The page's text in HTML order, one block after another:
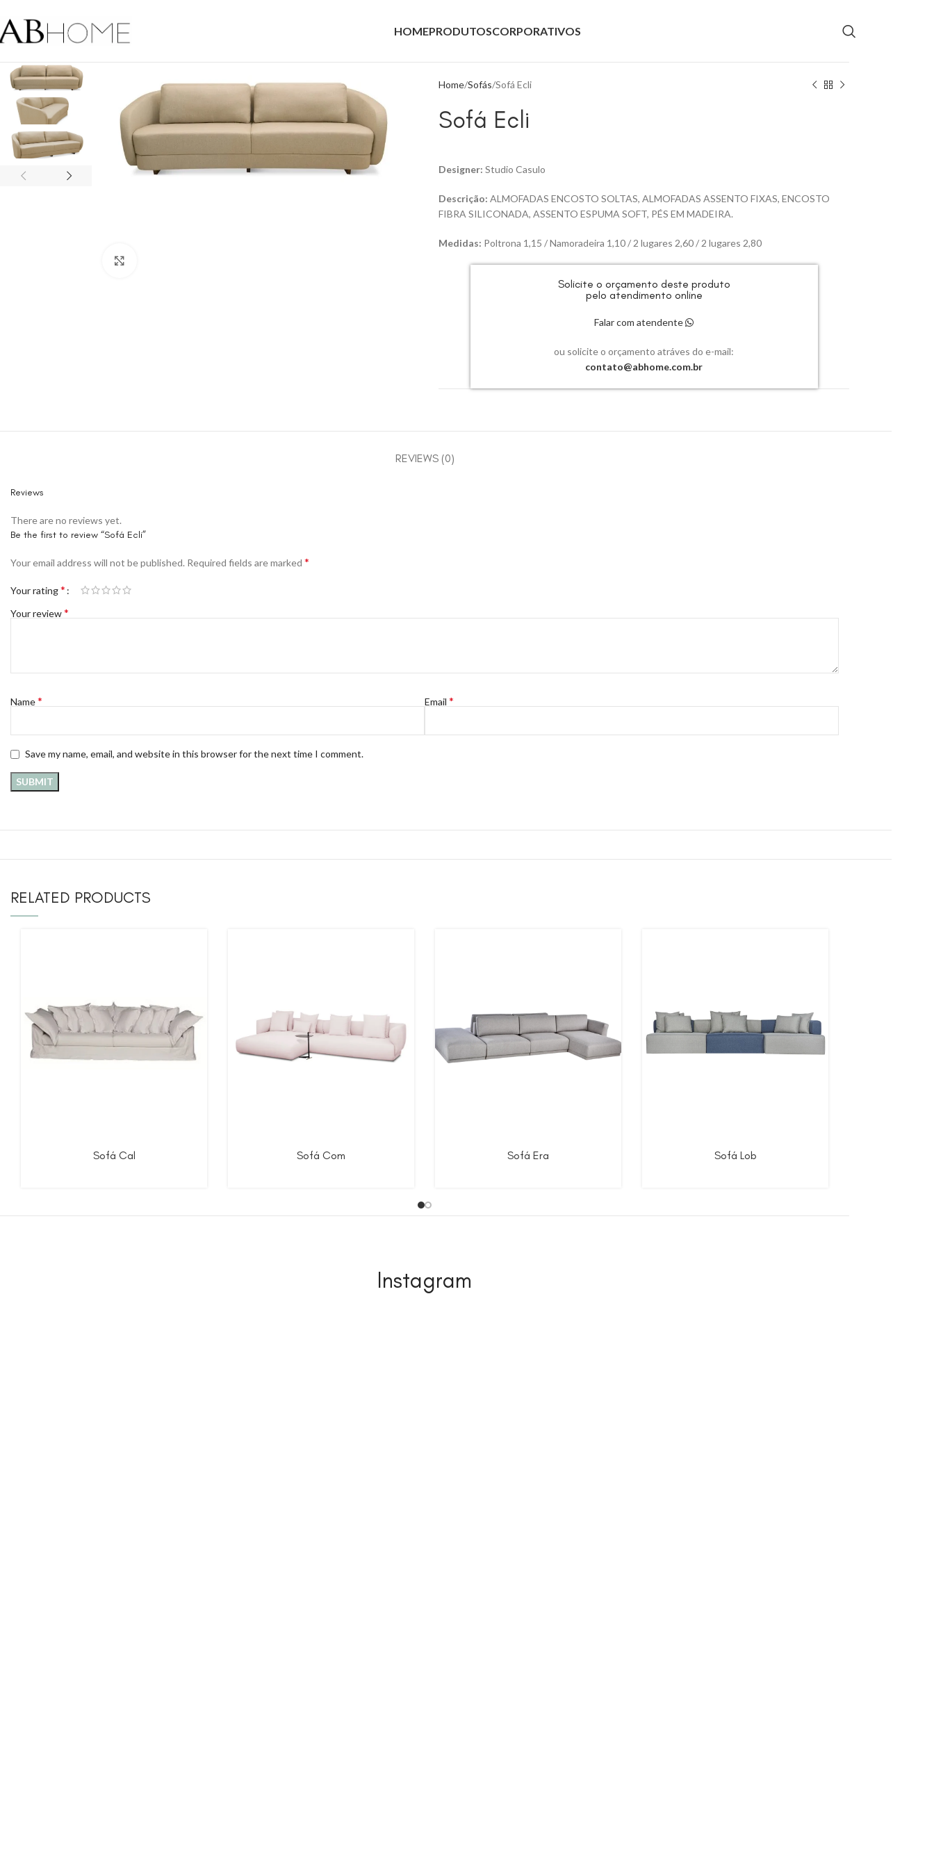
HOMEPRODUTOSCORPORATIVOS
Home Sofás Sofá Ecli
Sofá Ecli
Designer: Studio Casulo
Descrição: ALMOFADAS ENCOSTO SOLTAS, ALMOFADAS ASSENTO FIXAS, ENCOSTO
FIBRA SILICONADA, ASSENTO ESPUMA SOFT, PÉS EM MADEIRA.
Medidas: Poltrona 1,15 / Namoradeira 1,10 / 2 lugares 2,60 / 2 lugares 2,80
Solicite o orçamento deste produto
pelo atendimento online
Falar com atendente
ou solicite o orçamento atráves do e-mail:
contato@abhome.com.br
REVIEWS (0)
Reviews
There are no reviews yet.
Be the first to review “Sofá Ecli”
Your email address will not be published. Required fields are marked *
Your rating*
Your review*
Name* Email *
Save my name, email, and website in this browser for the next time I comment.
RELATED PRODUCTS
Sofá Cal Sofá Com Sofá Era Sofá Lob
Instagram